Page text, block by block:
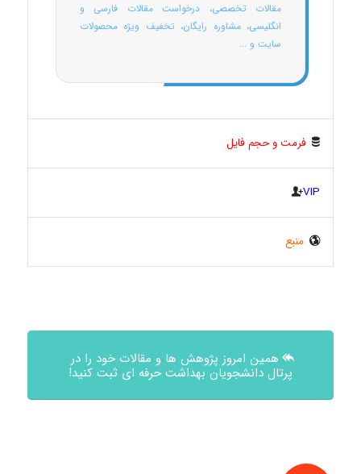
مقالات تخصصی، درخواست مقالات فارسی و
انگلیسی، مشاوره رایگان، تخفیف ویژه محصولات
سایت و ...
فرمت و حجم فایل
VIP
منبع
همین امروز پژوهش ها و مقالات خود را در
پرتال دانشجویان بهداشت حرفه ای ثبت کنید!